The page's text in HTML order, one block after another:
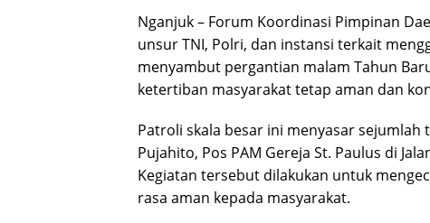
Nganjuk – Forum Koordinasi Pimpinan
unsur TNI, Polri, dan instansi terkait
menyambut pergantian malam Tahun
ketertiban masyarakat tetap aman dan
Patroli skala besar ini menyasar
Pujahito, Pos PAM Gereja St. Paulus di
Kegiatan tersebut dilakukan untuk
rasa aman kepada masyarakat.